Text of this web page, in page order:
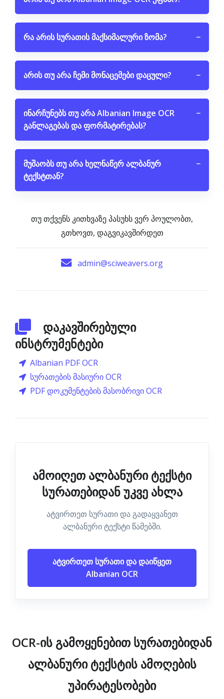
რა არის სურათის მაქსიმალური ზომა? −
არის თუ არა ჩემი მონაცემები დაცული? −
ინარჩუნებს თუ არა Albanian Image OCR
განლაგებას და ფორმატირებას?
−
მუშაობს თუ არა ხელნაწერ ალბანურ
ტექსტთან?
−
თუ თქვენს კითხვაზე პასუხს ვერ პოულობთ,
გთხოვთ, დაგვიკავშირდეთ
admin@sciweavers.org
დაკავშირებული
ინსტრუმენტები
Albanian PDF OCR
სურათების მასიური OCR
PDF დოკუმენტების მასობრივი OCR
ამოიღეთ ალბანური ტექსტი
სურათებიდან უკვე ახლა
ატვირთეთ სურათი და გადაყვანეთ
ალბანური ტექსტი წამებში.
ატვირთეთ სურათი და დაიწყეთ
Albanian OCR
OCR-ის გამოყენებით სურათებიდან
ალბანური ტექსტის ამოღების
უპირატესობები